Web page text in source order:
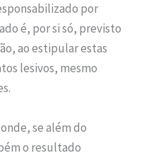
por
é, por si só, previsto
ao estipular estas
lesivos, mesmo
se além do
o resultado